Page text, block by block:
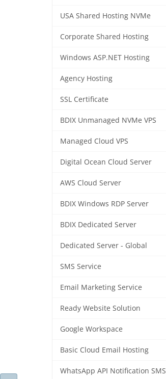
USA Shared Hosting NVMe
Corporate Shared Hosting
Windows ASP.NET Hosting
Agency Hosting
SSL Certificate
BDIX Unmanaged NVMe VPS
Managed Cloud VPS
Digital Ocean Cloud Server
AWS Cloud Server
BDIX Windows RDP Server
BDIX Dedicated Server
Dedicated Server - Global
SMS Service
Email Marketing Service
Ready Website Solution
Google Workspace
Basic Cloud Email Hosting
WhatsApp API Notification SMS